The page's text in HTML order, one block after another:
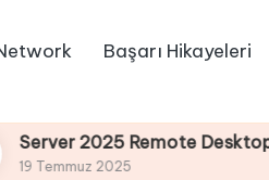
Başarı Hikayeleri
2025 Remote Desktop
2025